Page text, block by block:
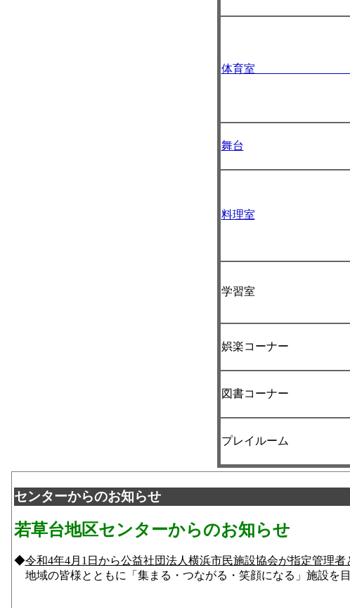
体育室 C
舞台
料理室
学習室
娯楽コーナー
図書コーナー
プレイルーム
センターからのお知らせ
若草台地区センターからのお知らせ
◆令和4年4月1日から公益社団法人横浜市民施設協会が指定管理者
地域の皆様とともに「集まる・つながる・笑顔になる」施設を